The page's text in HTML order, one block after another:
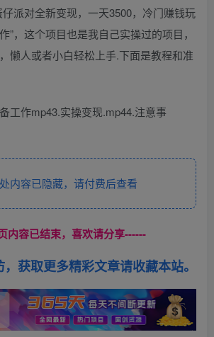
派对全新变现，一天3500，冷门赚钱玩
”，这个项目也是我自己实操过的项目，
懒人或者小白轻松上手.下面是教程和准
工作mp43.实操变现.mp44.注意事
内容已隐藏，请付费后查看
内容已结束，喜欢请分享------
获取更多精彩文章请收藏本站。